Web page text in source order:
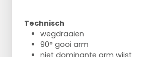
Technisch
wegdraaien
90° gooi arm